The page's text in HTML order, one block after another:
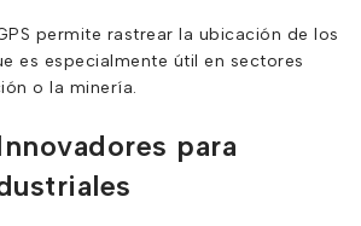
permite rastrear la ubicación de los
es especialmente útil en sectores
o la minería.
para